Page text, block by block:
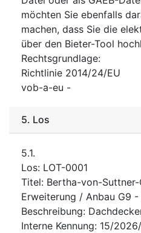
möchten Sie ebenfalls
machen, dass Sie die
über den Bieter-Tool
Rechtsgrundlage:
Richtlinie 2014/24/EU
vob-a-eu -
5. Los
5.1.
Los: LOT-0001
Titel: Bertha-von-Suttner-
Erweiterung / Anbau G9
Beschreibung:
Interne Kennung: 15/